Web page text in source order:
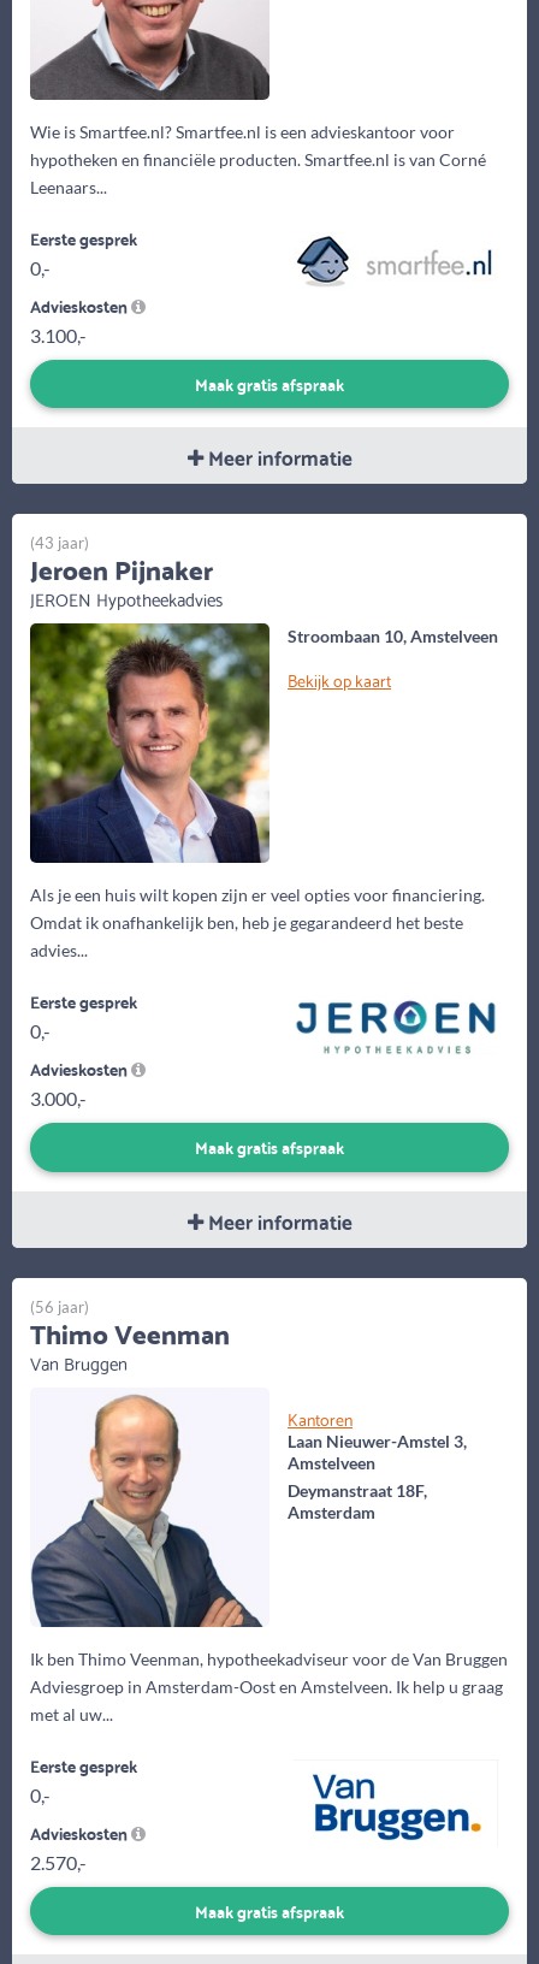
Wie is Smartfee.nl? Smartfee.nl is een advieskantoor voor
hypotheken en financiële producten. Smartfee.nl is van Corné
Leenaars...
Eerste gesprek
0,-
Advieskosten
3.100,-
Maak gratis afspraak
Meer informatie
Stroombaan 10, Amstelveen
Bekijk op kaart
Als je een huis wilt kopen zijn er veel opties voor financiering.
Omdat ik onafhankelijk ben, heb je gegarandeerd het beste
advies...
(43 jaar)
Jeroen Pijnaker
JEROEN Hypotheekadvies
Eerste gesprek
0,-
Advieskosten
3.000,-
Maak gratis afspraak
Meer informatie
Kantoren
Laan Nieuwer-Amstel 3,
Amstelveen
Deymanstraat 18F,
Amsterdam
Ik ben Thimo Veenman, hypotheekadviseur voor de Van Bruggen
Adviesgroep in Amsterdam-Oost en Amstelveen. Ik help u graag
met al uw...
(56 jaar)
Thimo Veenman
Van Bruggen
Eerste gesprek
0,-
Advieskosten
2.570,-
Maak gratis afspraak